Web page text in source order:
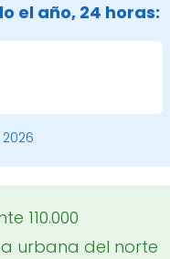
el año, 24 horas:
110.000
urbana del norte